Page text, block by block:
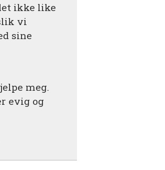
ikke like
vi
sine
meg.
evig og